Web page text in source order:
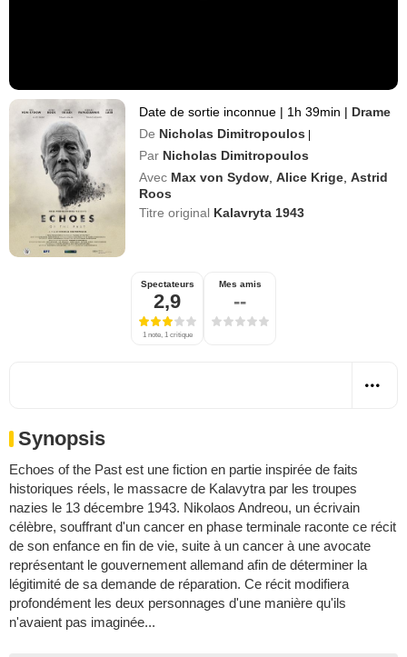
Date de sortie inconnue | 1h 39min | Drame
De Nicholas Dimitropoulos |
Par Nicholas Dimitropoulos
Avec Max von Sydow ,Alice Krige ,Astrid
Roos
Titre original Kalavryta 1943
Spectateurs
2,9
1 note, 1 critique
Mes amis
--
Synopsis
Echoes of the Past est une fiction en partie inspirée de faits
historiques réels, le massacre de Kalavytra par les troupes
nazies le 13 décembre 1943. Nikolaos Andreou, un écrivain
célèbre, souffrant d'un cancer en phase terminale raconte ce récit
de son enfance en fin de vie, suite à un cancer à une avocate
représentant le gouvernement allemand afin de déterminer la
légitimité de sa demande de réparation. Ce récit modifiera
profondément les deux personnages d'une manière qu'ils
n'avaient pas imaginée...